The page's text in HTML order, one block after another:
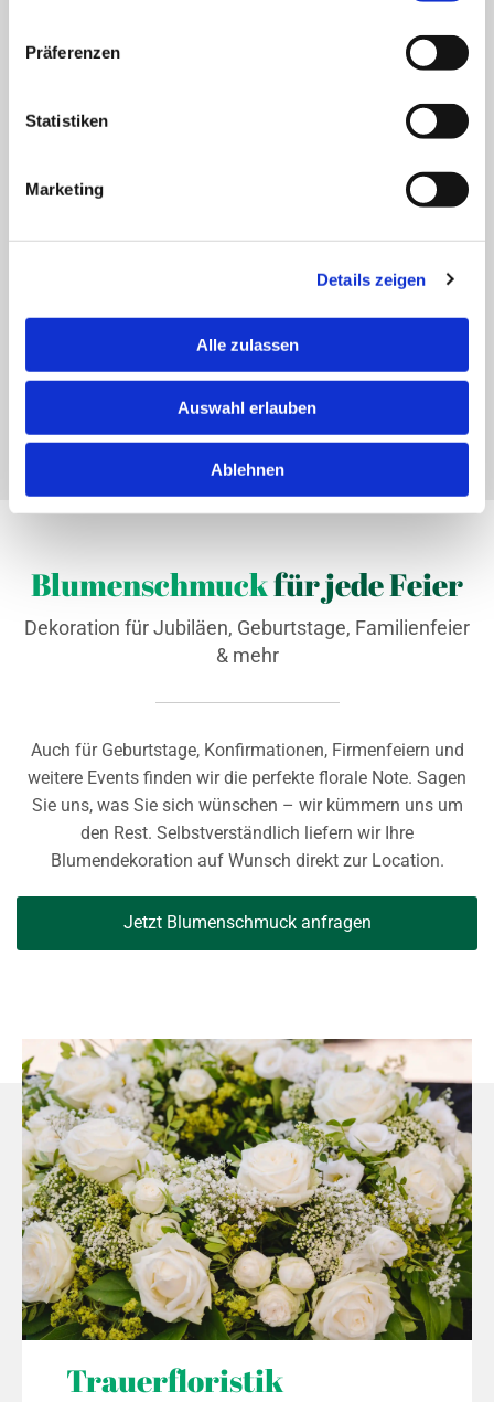
Präferenzen
Statistiken
Marketing
Details zeigen
Alle zulassen
Auswahl erlauben
Ablehnen
Blumenschmuckfür jede Feier
Dekoration für Jubiläen, Geburtstage, Familienfeier
& mehr
Auch für Geburtstage, Konfirmationen, Firmenfeiern und
weitere Events finden wir die perfekte florale Note. Sagen
Sie uns, was Sie sich wünschen – wir kümmern uns um
den Rest. Selbstverständlich liefern wir Ihre
Blumendekoration auf Wunsch direkt zur Location.
Jetzt Blumenschmuck anfragen
Trauerfloristik